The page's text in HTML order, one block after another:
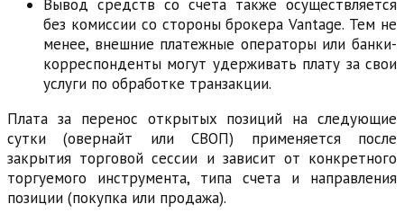
Вывод средств со счета также осуществляется
без комиссии со стороны брокера Vantage. Тем не
менее, внешние платежные операторы или банки-
корреспонденты могут удерживать плату за свои
услуги по обработке транзакции.
Плата за перенос открытых позиций на следующие
сутки (овернайт или СВОП) применяется после
закрытия торговой сессии и зависит от конкретного
торгуемого инструмента, типа счета и направления
позиции (покупка или продажа).